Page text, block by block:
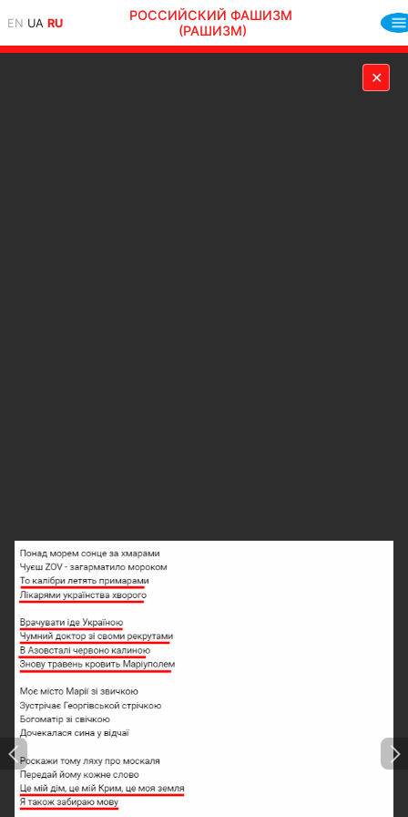
EN UA RU
РОССИЙСКИЙ ФАШИЗМ
(РАШИЗМ)
✕